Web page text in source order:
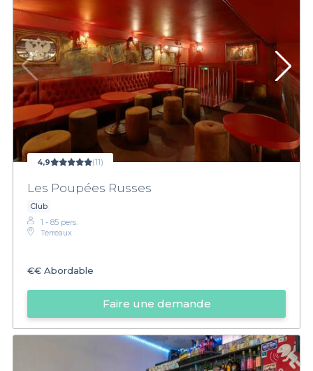
4,9 (11)
Les Poupées Russes
Club
1 - 85 pers.
Terreaux
€€ Abordable
Faire une demande